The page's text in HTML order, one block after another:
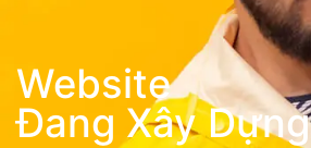
Website
Đang Xây Dựng